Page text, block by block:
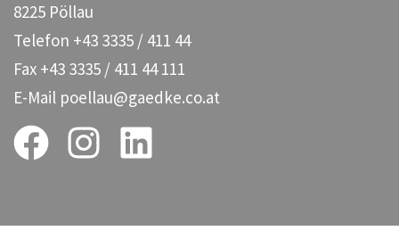
8225 Pöllau
Telefon +43 3335 / 411 44
Fax +43 3335 / 411 44 111
E-Mail poellau@gaedke.co.at